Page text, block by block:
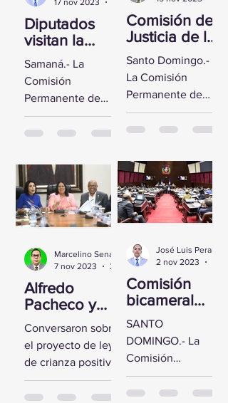
Diputados
visitan la
Fortaleza de
Santa
Bárbara de
Samaná
Samaná.- La
Comisión
Permanente de
Derechos
Humanos de la
Diputados visitó la
Fortaleza de Santa
Bárbara de
Samaná, a fin de...
Comisión de
Justicia de la
CD se reúne
con Yeni
Berenice
Reynoso
Santo Domingo.-
La Comisión
Permanente de
Justicia de la
Cámara de
un encuentro con
la Directora de
Persecución del...
Alfredo
Pacheco y
comisión de
diputados
reciben a la
Primera
Dama
Conversaron sobre
el proyecto de ley
de crianza positiva
SANTO
DOMINGO.- El
Marcelino Sena
7 nov 2023
Comisión
bicameral
inicia hoy el
estudio del
Presupuesto
General del
Estado 2024
SANTO
DOMINGO.- La
Comisión
Bicameral Especial
iniciará hoy los
José Luis Peralta
2 nov 2023